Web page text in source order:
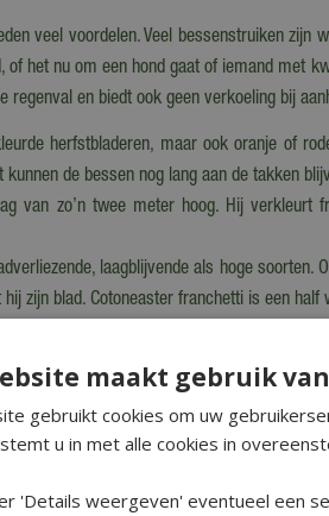
veel voordelen. Veel bessenstruiken
het nu om een hond gaat of iemand met
en biedt ook geen verkoeling bij
herfstbladeren, maar ook oranje of
de bessen nog lang aan de takken
van zo’n twee meter hoog. Hij
laagblijvende als hoge
zijn blad. Cotoneaster franchetti is een
en schrale grond. Er zijn veel
blad in de herfst en wordt
struik die wel drie meter hoog
maakt gebruik
gebruikt cookies om uw
u in met alle cookies in
'Details weergeven' eventueel een